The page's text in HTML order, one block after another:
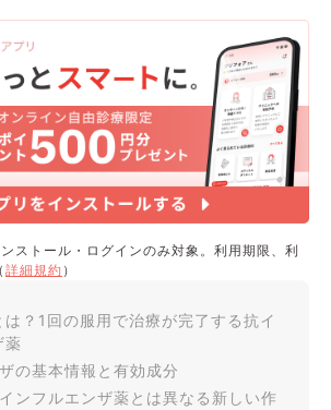
ストール・ログインのみ対象。利用期限、利
詳細規約 ）
は？1回の服用で治療が完了する抗イ
薬
の基本情報と有効成分
ンフルエンザ薬とは異なる新しい作